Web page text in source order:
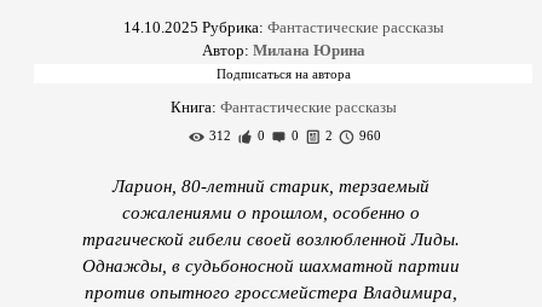
14.10.2025 Рубрика: Фантастические рассказы
Автор: Милана Юрина
Книга: Фантастические рассказы
312 0 0 2 960
Ларион, 80-летний старик, терзаемый
сожалениями о прошлом, особенно о
трагической гибели своей возлюбленной Лиды.
Однажды, в судьбоносной шахматной партии
против опытного гроссмейстера Владимира,